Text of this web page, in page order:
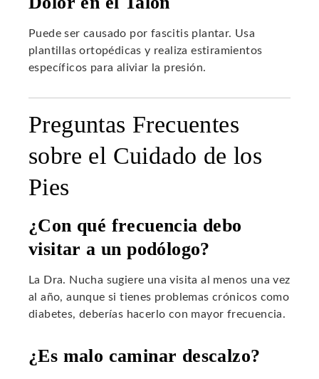
Puede ser causado por fascitis plantar. Usa
plantillas ortopédicas y realiza estiramientos
específicos para aliviar la presión.
Preguntas Frecuentes
sobre el Cuidado de los
Pies
¿Con qué frecuencia debo
visitar a un podólogo?
La Dra. Nucha sugiere una visita al menos una vez
al año, aunque si tienes problemas crónicos como
diabetes, deberías hacerlo con mayor frecuencia.
¿Es malo caminar descalzo?